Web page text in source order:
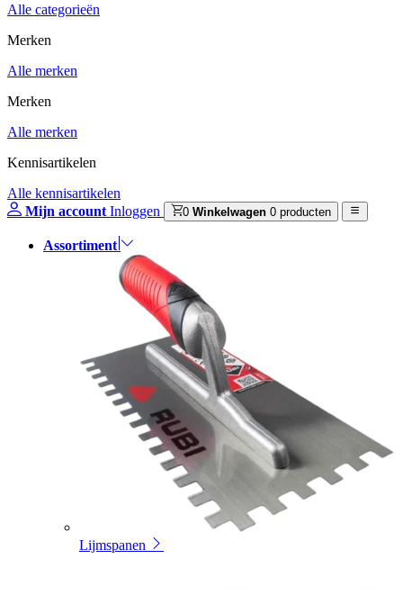
Alle categorieën
Merken
Alle merken
Merken
Alle merken
Kennisartikelen
Alle kennisartikelen
Mijn account Inloggen 0 Winkelwagen 0 producten
Assortiment
Lijmspanen